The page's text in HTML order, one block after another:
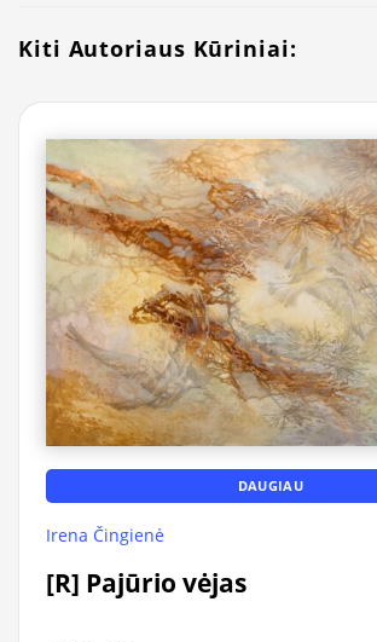
Kiti Autoriaus Kūriniai:
DAUGIAU
Irena Čingienė
[R] Pajūrio vėjas